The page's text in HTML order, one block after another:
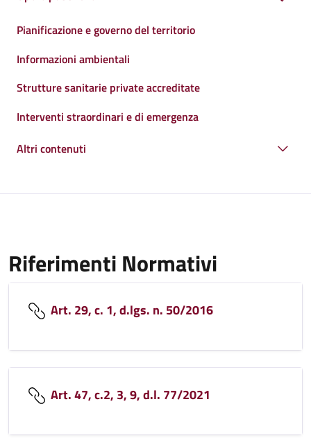
Pianificazione e governo del territorio
Informazioni ambientali
Strutture sanitarie private accreditate
Interventi straordinari e di emergenza
Altri contenuti
Riferimenti Normativi
Art. 29, c. 1, d.lgs. n. 50/2016
Art. 47, c.2, 3, 9, d.l. 77/2021